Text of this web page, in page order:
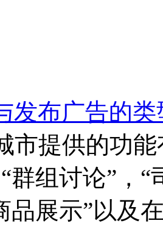
发布广告的类
市提供的功
群组讨论”，
品展示”以及